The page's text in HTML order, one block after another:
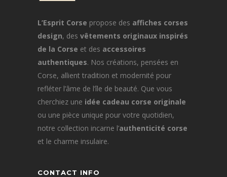
la
page
du
produit
L’Esprit Corse propose des affiches corses
design, des vêtements originaux inspirés
de la Corse et des accessoires
authentiques. Nos créations, pensées en
Corse, allient tradition et modernité pour
refléter l’âme de l’île de beauté. Que vous
cherchiez une idée cadeau corse originale
ou une pièce unique pour votre quotidien,
notre collection incarne l’authenticité corse
et le charme insulaire.
CONTACT INFO